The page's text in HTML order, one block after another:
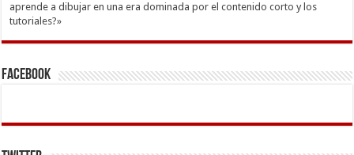
aprende a dibujar en una era dominada por el contenido corto y los
tutoriales?»
Facebook